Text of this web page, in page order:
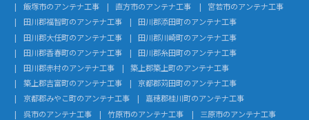
飯塚市のアンテナ工事
直方市のアンテナ工事
宮若市のアンテナ工事
田川郡福智町のアンテナ工事
田川郡添田町のアンテナ工事
田川郡大任町のアンテナ工事
田川郡川崎町のアンテナ工事
田川郡香春町のアンテナ工事
田川郡糸田町のアンテナ工事
田川郡赤村のアンテナ工事
築上郡築上町のアンテナ工事
築上郡吉富町のアンテナ工事
京都郡苅田町のアンテナ工事
京都郡みやこ町のアンテナ工事
嘉穂郡桂川町のアンテナ工事
呉市のアンテナ工事
竹原市のアンテナ工事
三原市のアンテナ工事